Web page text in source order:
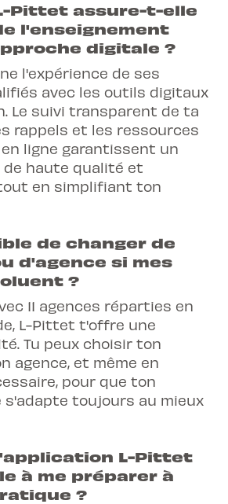
Pittet assure-t-elle
l'enseignement
digitale ?
l'expérience de ses
avec les outils digitaux
Le suivi transparent de ta
rappels et les ressources
ligne garantissent un
de haute qualité et
en simplifiant ton
de changer de
d'agence si mes
?
11 agences réparties en
L-Pittet t'offre une
Tu peux choisir ton
agence, et même en
pour que ton
s'adapte toujours au mieux
L-Pittet
à me préparer à
?